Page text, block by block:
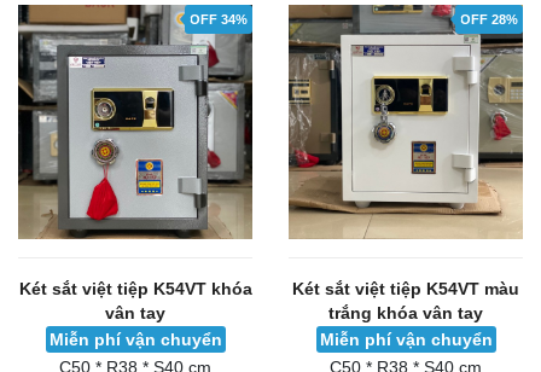
OFF 34%
Két sắt việt tiệp K54VT khóa
vân tay
Miễn phí vận chuyển
C50 * R38 * S40 cm
OFF 28%
Két sắt việt tiệp K54VT màu
trắng khóa vân tay
Miễn phí vận chuyển
C50 * R38 * S40 cm